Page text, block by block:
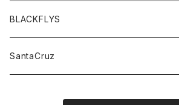
BLACKFLYS
SantaCruz